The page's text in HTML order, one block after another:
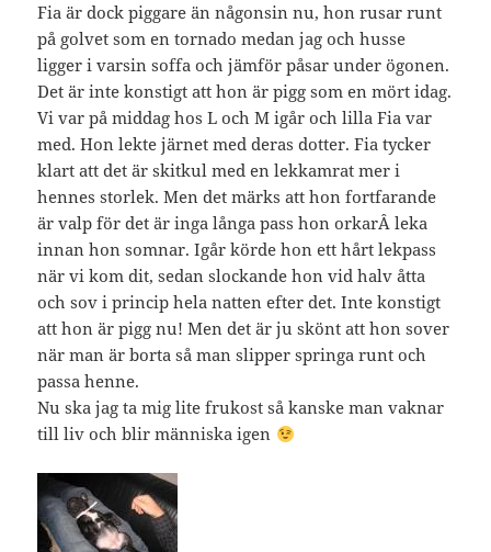
Fia är dock piggare än någonsin nu, hon rusar runt
på golvet som en tornado medan jag och husse
ligger i varsin soffa och jämför påsar under ögonen.
Det är inte konstigt att hon är pigg som en mört idag.
Vi var på middag hos L och M igår och lilla Fia var
med. Hon lekte järnet med deras dotter. Fia tycker
klart att det är skitkul med en lekkamrat mer i
hennes storlek. Men det märks att hon fortfarande
är valp för det är inga långa pass hon orkarÂ leka
innan hon somnar. Igår körde hon ett hårt lekpass
när vi kom dit, sedan slockande hon vid halv åtta
och sov i princip hela natten efter det. Inte konstigt
att hon är pigg nu! Men det är ju skönt att hon sover
när man är borta så man slipper springa runt och
passa henne.
Nu ska jag ta mig lite frukost så kanske man vaknar
till liv och blir människa igen